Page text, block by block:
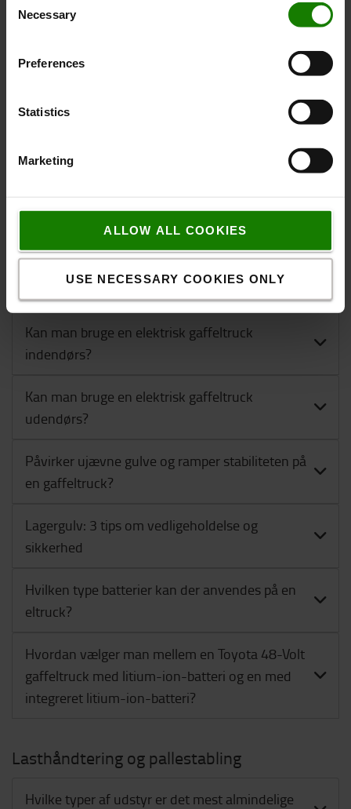
Selection
Necessary
Preferences
Statistics
Marketing
ALLOW ALL COOKIES
USE NECESSARY COOKIES ONLY
Endnu en fordel ved at bruge modulære batterier er
den øgede fleksibilitet, når man designer en truck.
giver klassens bedste komfort.
Her har vi samlet hyppige spørgsmål og svar om
Betjening af elektriske gaffeltruck
Hvad er fordelene ved eltruck?
Kan man bruge en elektrisk gaffeltruck
indendørs?
Kan man bruge en elektrisk gaffeltruck
udendørs?
Påvirker ujævne gulve og ramper stabiliteten på
en gaffeltruck?
Lagergulv: 3 tips om vedligeholdelse og
sikkerhed
Hvilken type batterier kan der anvendes på en
eltruck?
Hvordan vælger man mellem en Toyota 48-Volt
gaffeltruck med litium-ion-batteri og en med
integreret litium-ion-batteri?
Lasthåndtering og pallestabling
Hvilke typer af udstyr er det mest almindelige